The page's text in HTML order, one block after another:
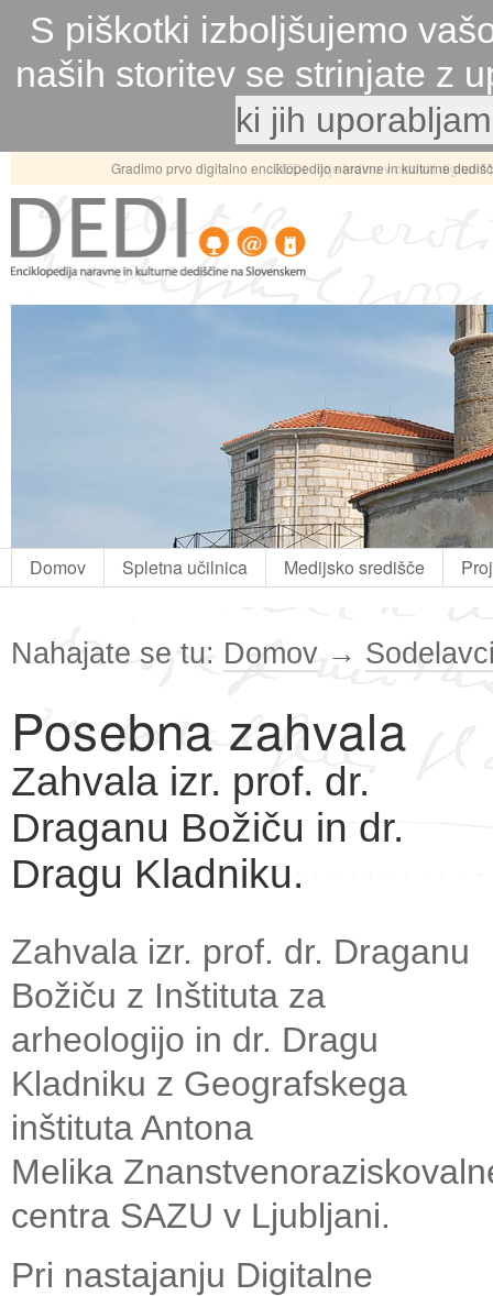
S piškotki izboljšujemo
naših storitev se strinjate z
ki jih
Gradimo prvo digitalno enciklopedijo naravne in kulturne
DEDI - orje ledino v celoviti
Domov Spletna učilnica Medijsko središče
Nahajate se tu: Domov →
Posebna zahvala
Zahvala izr. prof. dr.
Draganu Božiču in dr.
Dragu Kladniku.
Zahvala izr. prof. dr. Draganu
Božiču z Inštituta za
arheologijo in dr. Dragu
Kladniku z Geografskega
inštituta Antona
Melika
centra SAZU v Ljubljani.
Pri nastajanju Digitalne